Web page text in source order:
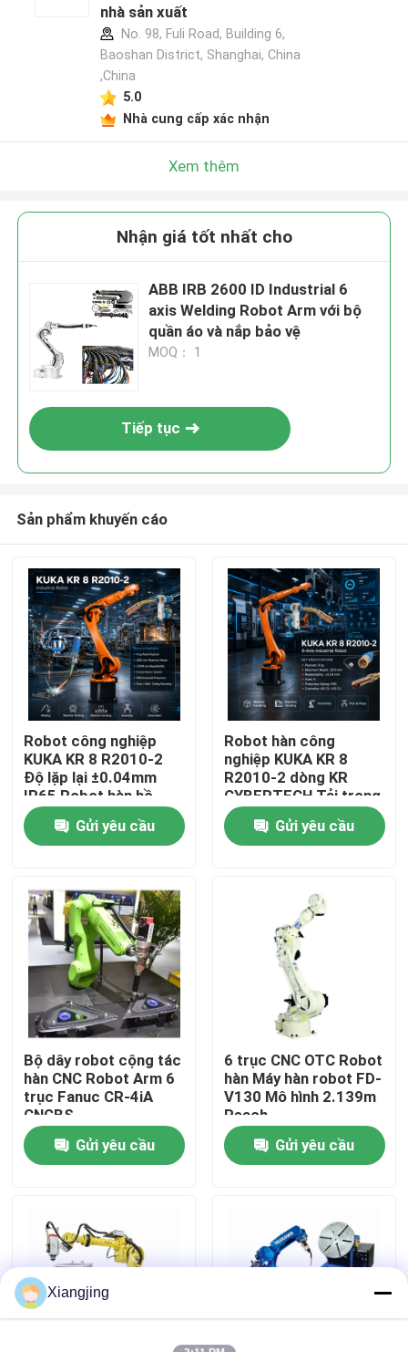
Nhà
Video
Về chúng tôi
Tham quan nhà máy
Kiểm soát chất lượng
Liên hệ với chúng tôi
Blog
Yêu cầu báo giá
Cánh tay Robot công nghiệp
nhà sản xuất
No. 98, Fuli Road, Building 6,
Baoshan District, Shanghai, China
,China
5.0
Nhà cung cấp xác nhận
Xem thêm
Nhận giá tốt nhất cho
ABB IRB 2600 ID Industrial 6
axis Welding Robot Arm với bộ
quần áo và nắp bảo vệ
MOQ： 1
Tiếp tục
Sản phẩm khuyến cáo
Robot công nghiệp
KUKA KR 8 R2010-2
Độ lặp lại ±0.04mm
IP65 Robot hàn hồ
quang 6 trục và Tủ
điều khiển KR C4 KR
C5 KR C5-2
Gửi yêu cầu
Robot hàn công
nghiệp KUKA KR 8
R2010-2 dòng KR
CYBERTECH Tải trọng
8kg Tầm với 2013mm
6 trục Mỏ hàn robot
TBi RM2
Gửi yêu cầu
Bộ dây robot cộng tác
hàn CNC Robot Arm 6
trục Fanuc CR-4iA
CNGBS
Gửi yêu cầu
6 trục CNC OTC Robot
hàn Máy hàn robot FD-
V130 Mô hình 2.139m
Reach
Gửi yêu cầu
Xiangjing